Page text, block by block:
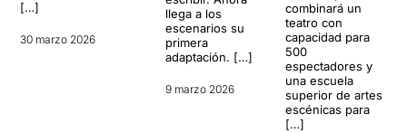
[…]
30 marzo 2026
llega a los
escenarios su
primera
adaptación. […]
9 marzo 2026
combinará un
teatro con
capacidad para
500
espectadores y
una escuela
superior de artes
escénicas para
[…]